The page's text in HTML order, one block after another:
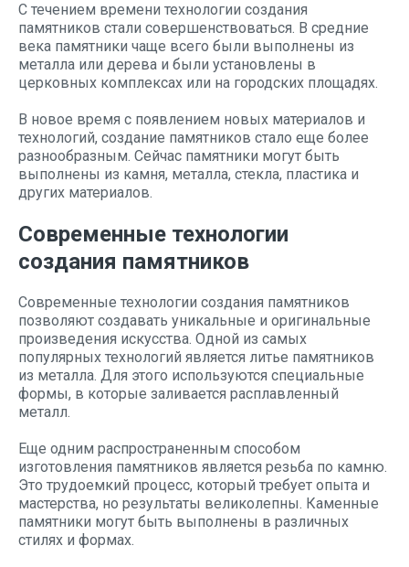
С течением времени технологии создания
памятников стали совершенствоваться. В средние
века памятники чаще всего были выполнены из
металла или дерева и были установлены в
церковных комплексах или на городских площадях.
В новое время с появлением новых материалов и
технологий, создание памятников стало еще более
разнообразным. Сейчас памятники могут быть
выполнены из камня, металла, стекла, пластика и
других материалов.
Современные технологии
создания памятников
Современные технологии создания памятников
позволяют создавать уникальные и оригинальные
произведения искусства. Одной из самых
популярных технологий является литье памятников
из металла. Для этого используются специальные
формы, в которые заливается расплавленный
металл.
Еще одним распространенным способом
изготовления памятников является резьба по камню.
Это трудоемкий процесс, который требует опыта и
мастерства, но результаты великолепны. Каменные
памятники могут быть выполнены в различных
стилях и формах.